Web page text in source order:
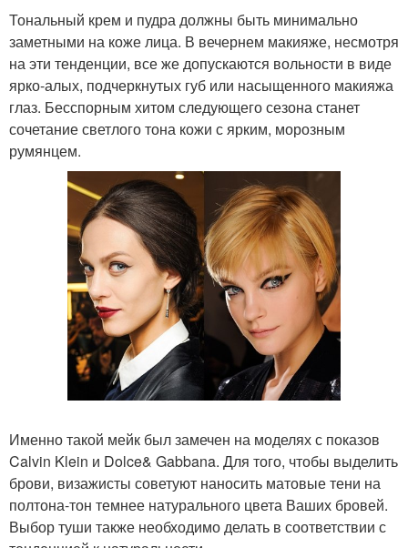
Тональный крем и пудра должны быть минимально
заметными на коже лица. В вечернем макияже, несмотря
на эти тенденции, все же допускаются вольности в виде
ярко-алых, подчеркнутых губ или насыщенного макияжа
глаз. Бесспорным хитом следующего сезона станет
сочетание светлого тона кожи с ярким, морозным
румянцем.
Именно такой мейк был замечен на моделях с показов
Calvin Klein и Dolce& Gabbana. Для того, чтобы выделить
брови, визажисты советуют наносить матовые тени на
полтона-тон темнее натурального цвета Ваших бровей.
Выбор туши также необходимо делать в соответствии с